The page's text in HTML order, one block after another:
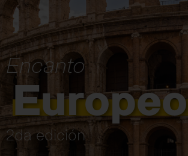
Encanto
Europeo
2da edición